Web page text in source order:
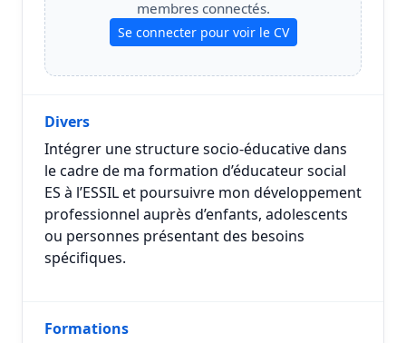
membres connectés.
Se connecter pour voir le CV
Divers
Intégrer une structure socio-éducative dans
le cadre de ma formation d’éducateur social
ES à l’ESSIL et poursuivre mon développement
professionnel auprès d’enfants, adolescents
ou personnes présentant des besoins
spécifiques.
Formations